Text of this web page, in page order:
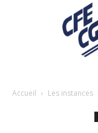
Accueil Les instances